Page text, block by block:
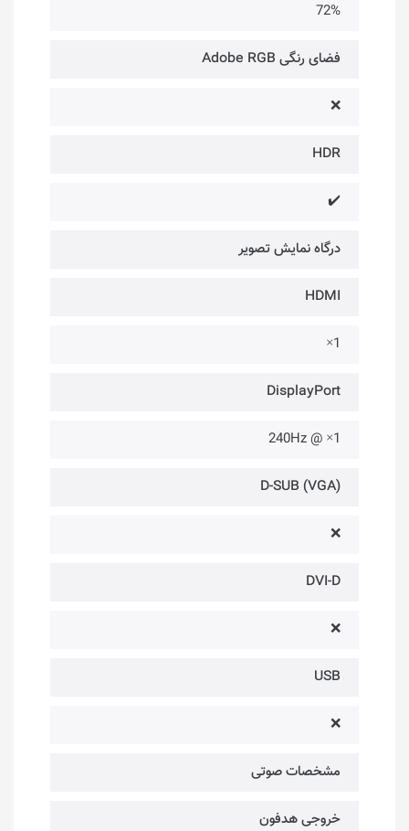
72%
فضای رنگی Adobe RGB
❌
HDR
✔️
درگاه‌ نمایش تصویر
HDMI
1×
DisplayPort
1× @ 240Hz
D-SUB (VGA)
❌
DVI-D
❌
USB
❌
مشخصات صوتی
خروجی هدفون